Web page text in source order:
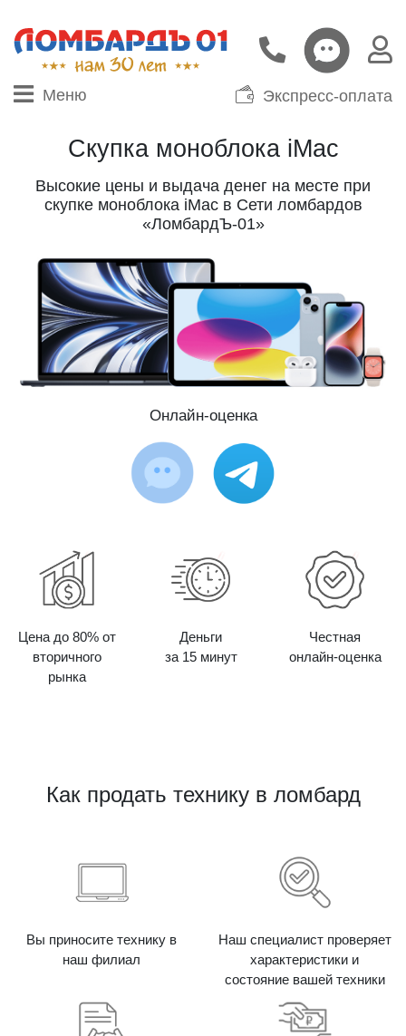
Меню Экспресс-оплата
Скупка моноблока iMac
Высокие цены и выдача денег на месте при
скупке моноблока iMac в Сети ломбардов
«ЛомбардЪ-01»
Онлайн-оценка
Цена до 80% от
вторичного
рынка
Деньги
за 15 минут
Честная
онлайн-оценка
Как продать технику в ломбард
Вы приносите технику в
наш филиал
Наш специалист проверяет
характеристики и
состояние вашей техники